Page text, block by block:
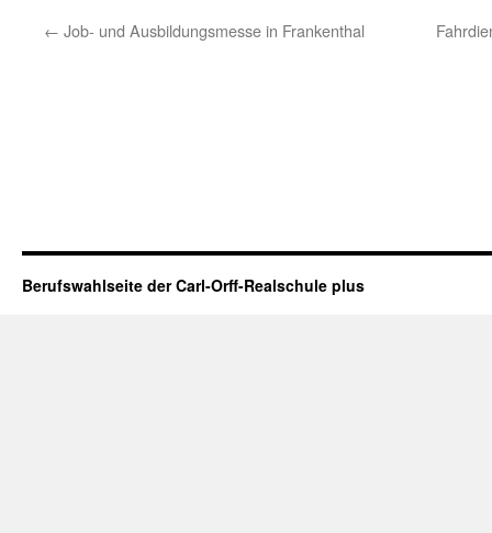
← Job- und Ausbildungsmesse in Frankenthal
Berufswahlseite der Carl-Orff-Realschule plus